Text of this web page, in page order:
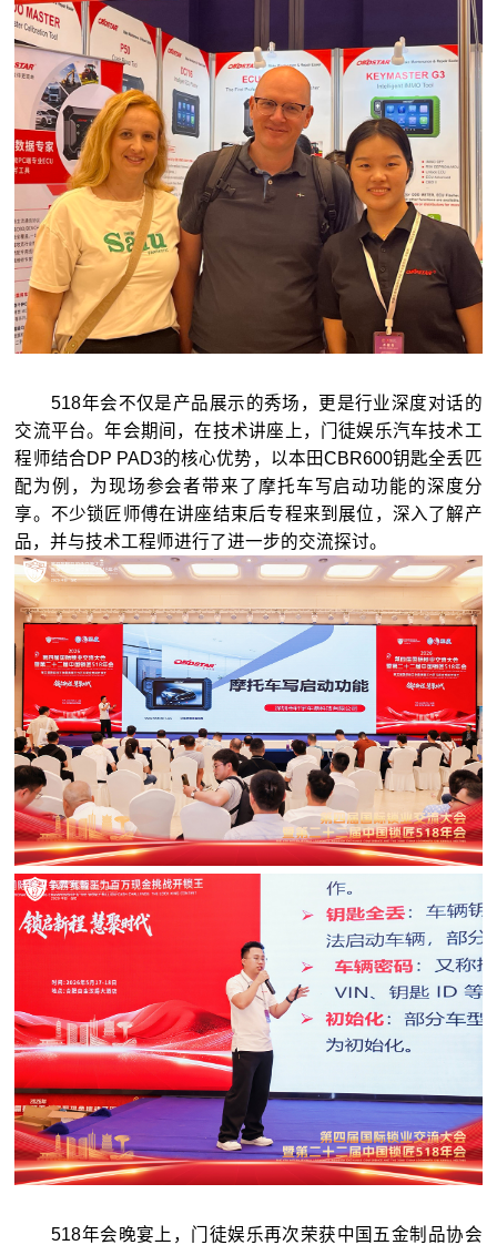
518年会不仅是产品展示的秀场，更是行业深度对话的
交流平台。年会期间，在技术讲座上，门徒娱乐汽车技术工
程师结合DP PAD3的核心优势，以本田CBR600钥匙全丢匹
配为例，为现场参会者带来了摩托车写启动功能的深度分
享。不少锁匠师傅在讲座结束后专程来到展位，深入了解产
品，并与技术工程师进行了进一步的交流探讨。
518年会晚宴上，门徒娱乐再次荣获中国五金制品协会